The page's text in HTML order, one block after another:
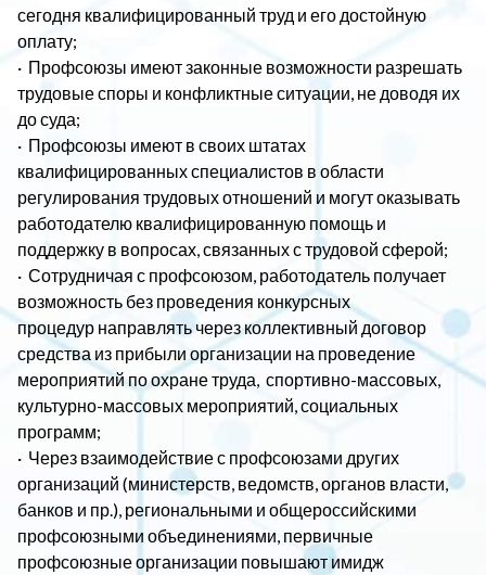
сегодня квалифицированный труд и его достойную
оплату;
· Профсоюзы имеют законные возможности разрешать
трудовые споры и конфликтные ситуации, не доводя их
до суда;
· Профсоюзы имеют в своих штатах
квалифицированных специалистов в области
регулирования трудовых отношений и могут оказывать
работодателю квалифицированную помощь и
поддержку в вопросах, связанных с трудовой сферой;
· Сотрудничая с профсоюзом, работодатель получает
возможность без проведения конкурсных
процедур направлять через коллективный договор
средства из прибыли организации на проведение
мероприятий по охране труда, спортивно-массовых,
культурно-массовых мероприятий, социальных
программ;
· Через взаимодействие с профсоюзами других
организаций (министерств, ведомств, органов власти,
банков и пр.), региональными и общероссийскими
профсоюзными объединениями, первичные
профсоюзные организации повышают имидж